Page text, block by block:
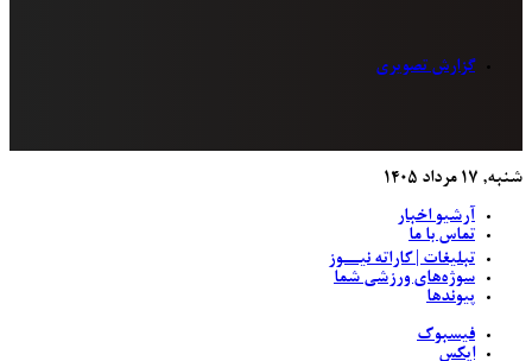
گزارش تصویری
شنبه, ۱۷ مرداد ۱۴۰۵
آرشیو اخبار
تماس‌ با‌ ما
تبلیغات | کاراته نیــوز
سوژه‌های ورزشی شما
پیوندها
فیسبوک
ایکس